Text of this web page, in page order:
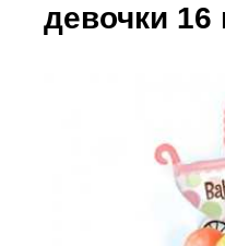
девочки 16